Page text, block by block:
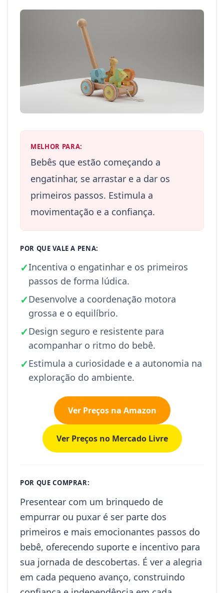
MELHOR PARA:
Bebês que estão começando a
engatinhar, se arrastar e a dar os
primeiros passos. Estimula a
movimentação e a confiança.
POR QUE VALE A PENA:
✓Incentiva o engatinhar e os primeiros
passos de forma lúdica.
✓Desenvolve a coordenação motora
grossa e o equilíbrio.
✓Design seguro e resistente para
acompanhar o ritmo do bebê.
✓Estimula a curiosidade e a autonomia na
exploração do ambiente.
Ver Preços na Amazon
Ver Preços no Mercado Livre
POR QUE COMPRAR:
Presentear com um brinquedo de
empurrar ou puxar é ser parte dos
primeiros e mais emocionantes passos do
bebê, oferecendo suporte e incentivo para
sua jornada de descobertas. É ver a alegria
em cada pequeno avanço, construindo